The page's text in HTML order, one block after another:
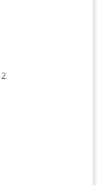
2